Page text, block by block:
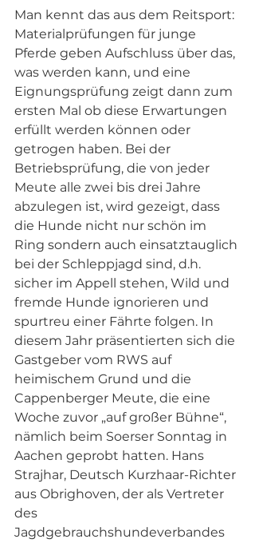
Man kennt das aus dem Reitsport:
Materialprüfungen für junge
Pferde geben Aufschluss über das,
was werden kann, und eine
Eignungsprüfung zeigt dann zum
ersten Mal ob diese Erwartungen
erfüllt werden können oder
getrogen haben. Bei der
Betriebsprüfung, die von jeder
Meute alle zwei bis drei Jahre
abzulegen ist, wird gezeigt, dass
die Hunde nicht nur schön im
Ring sondern auch einsatztauglich
bei der Schleppjagd sind, d.h.
sicher im Appell stehen, Wild und
fremde Hunde ignorieren und
spurtreu einer Fährte folgen. In
diesem Jahr präsentierten sich die
Gastgeber vom RWS auf
heimischem Grund und die
Cappenberger Meute, die eine
Woche zuvor „auf großer Bühne“,
nämlich beim Soerser Sonntag in
Aachen geprobt hatten. Hans
Strajhar, Deutsch Kurzhaar-Richter
aus Obrighoven, der als Vertreter
des
Jagdgebrauchshundeverbandes